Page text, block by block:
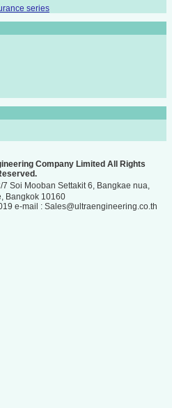
series
Company Limited All Rights
Soi Mooban Settakit 6, Bangkae nua,
Bangkok 10160
e-mail : Sales@ultraengineering.co.th